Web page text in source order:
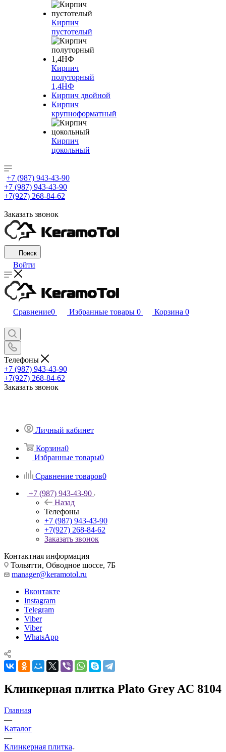
Кирпич
пустотелый
Кирпич
полуторный
1,4НФ
Кирпич двойной
Кирпич
крупноформатный
Кирпич
цокольный
+7 (987) 943-43-90
+7 (987) 943-43-90
+7(927) 268-84-62
Заказать звонок
Поиск
Войти
Сравнение0 Избранные товары 0 Корзина 0
Телефоны
+7 (987) 943-43-90
+7(927) 268-84-62
Заказать звонок
Личный кабинет
Корзина0
Избранные товары0
Сравнение товаров0
+7 (987) 943-43-90
Назад
Телефоны
+7 (987) 943-43-90
+7(927) 268-84-62
Заказать звонок
Контактная информация
Тольятти, Обводное шоссе, 7Б
manager@keramotol.ru
Вконтакте
Instagram
Telegram
Viber
Viber
WhatsApp
Клинкерная плитка Plato Grey AC 8104
Главная
—
Каталог
—
Клинкерная плитка